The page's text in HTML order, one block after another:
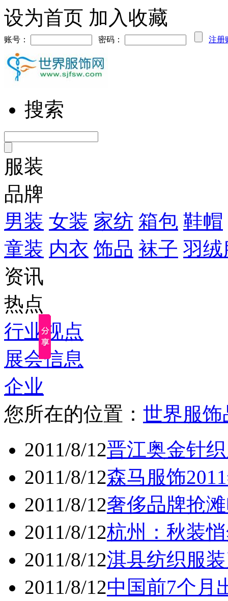
设为首页 加入收藏
账号： 密码： 注册
搜索
服装
品牌
男装 女装 家纺 箱包 鞋帽
童装 内衣 饰品 袜子 羽绒
资讯
热点
行业视点
展会信息
企业
您所在的位置： 世界服饰
2011/8/12晋江奥金针
2011/8/12森马服饰
2011/8/12奢侈品牌抢
2011/8/12杭州：秋装
2011/8/12淇县纺织服
2011/8/12中国前7个月